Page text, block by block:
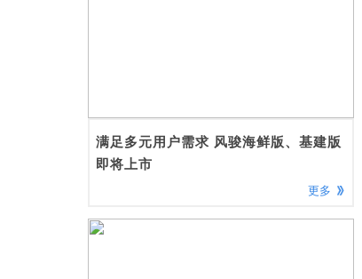
满足多元用户需求 风骏海鲜版、基建版
即将上市
更多